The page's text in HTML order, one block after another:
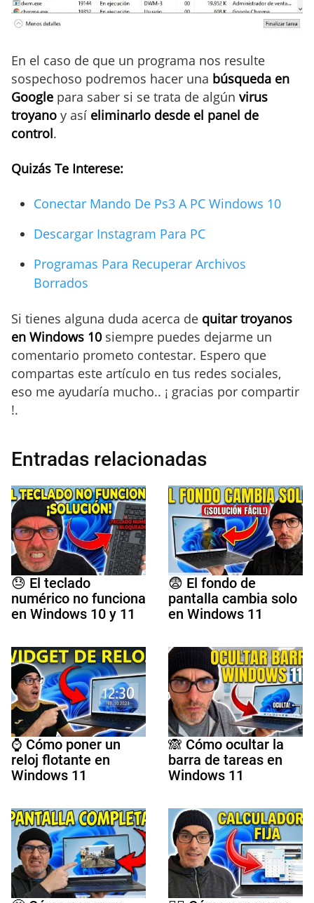
En el caso de que un programa nos resulte
sospechoso podremos hacer una búsqueda en
Google para saber si se trata de algún virus
troyano y así eliminarlo desde el panel de
control.
Quizás Te Interese:
Conectar Mando De Ps3 A PC Windows 10
Descargar Instagram Para PC
Programas Para Recuperar Archivos
Borrados
Si tienes alguna duda acerca de quitar troyanos
en Windows 10 siempre puedes dejarme un
comentario prometo contestar. Espero que
compartas este artículo en tus redes sociales,
eso me ayudaría mucho.. ¡ gracias por compartir
!.
Entradas relacionadas
😓 El teclado
numérico no funciona
en Windows 10 y 11
😨 El fondo de
pantalla cambia solo
en Windows 11
⌚ Cómo poner un
reloj flotante en
Windows 11
🙈 Cómo ocultar la
barra de tareas en
Windows 11